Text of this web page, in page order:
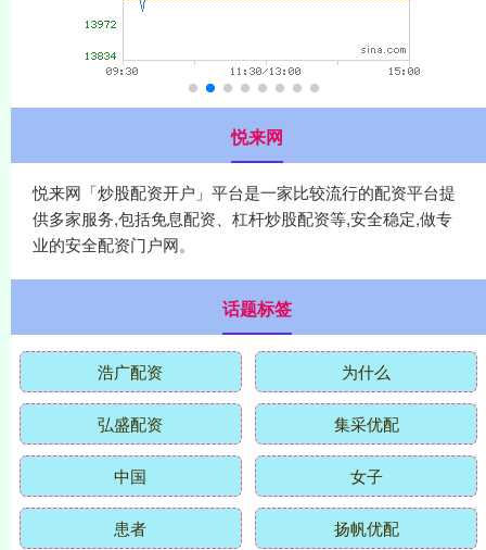
悦来网
悦来网「炒股配资开户」平台是一家比较流行的配资平台提
供多家服务,包括免息配资、杠杆炒股配资等,安全稳定,做专
业的安全配资门户网。
话题标签
浩广配资 为什么
弘盛配资 集采优配
中国 女子
患者 扬帆优配